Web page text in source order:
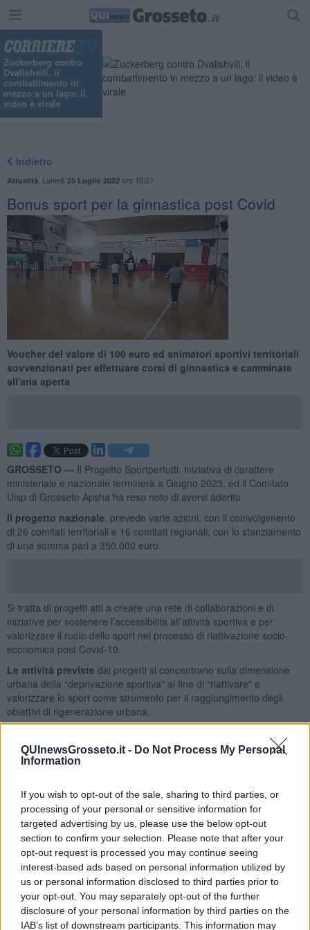
QUInewsGrosseto.it - Do Not Process My Personal
Information
If you wish to opt-out of the sale, sharing to third parties, or
processing of your personal or sensitive information for
targeted advertising by us, please use the below opt-out
section to confirm your selection. Please note that after your
opt-out request is processed you may continue seeing
interest-based ads based on personal information utilized by
us or personal information disclosed to third parties prior to
your opt-out. You may separately opt-out of the further
disclosure of your personal information by third parties on the
IAB’s list of downstream participants. This information may
Zuckerberg contro
Dvalishvili, il
combattimento in
mezzo a un lago: il
video è virale
Indietro
Attualità Lunedì 25 Luglio 2022ore 10:27
Bonus sport per la ginnastica post Covid
Voucher del valore di 100 euro ed animatori sportivi territoriali
sovvenzionati per effettuare corsi di ginnastica e camminate
all'aria aperta
GROSSETO — Il Progetto Sportpertutti, iniziativa di carattere
ministeriale e nazionale terminerà a Giugno 2023, ed il Comitato
Uisp di Grosseto Apsha ha reso noto di avervi aderito.
Il progetto nazionale , prevede varie azioni, con il coinvolgimento
di 26 comitati territoriali e 16 comitati regionali, con lo stanziamento
di una somma pari a 350.000 euro.
Si tratta di progetti atti a creare una rete di collaborazioni e di
iniziative per sostenere l’accessibilità all’attività sportiva e per
valorizzare il ruolo dello sport nel processo di riattivazione socio-
economica post Covid-19.
Le attività previste dai progetti si concentrano sulla dimensione
urbana della “deprivazione sportiva” al fine di “riattivare” e
valorizzare lo sport come strumento per il raggiungimento degli
obiettivi di rigenerazione urbana.
“Operatore sportivo nazionale”.
Il primo progetto
l’accesso all’attività sportiva, presso le Associazioni affilate UISP,
dei soggetti più a rischio di esclusione a causa degli effetti
economici della crisi COVID-19.
“Le persone interessate potranno effettuare la domanda online
tramite link che verrà pubblicato sulla pagina della Uisp Territoriale
- ha spiegato il presidente del Comitato Uisp di Grosseto Aps
Sergio Perugini - in base all’ISEE poi saranno analizzate dalla Uisp
Nazionale e dal Ministero e in seguito verranno avvisati i comitati
Uisp e le associazioni dove il richiedente parteciperà all’attività
sportiva. Nel progetto si sono attivate collaborazioni con